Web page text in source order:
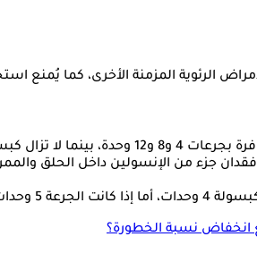
الرئوية المزمنة الأخرى، كما يُمنع
قيد الاختبار.
جزء من الإنسولين داخل الحلق
انخفاض نسبة الخطورة؟